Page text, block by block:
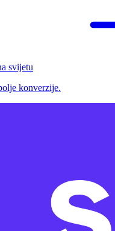
svijetu
konverzije.